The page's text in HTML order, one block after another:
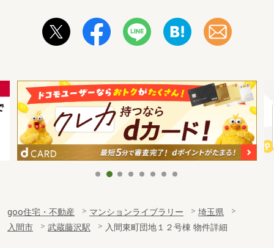
goo住宅・不動産 マンションライブラリー
埼玉県
入間市
武蔵藤沢駅 入間東町団地１２号棟 物件詳細